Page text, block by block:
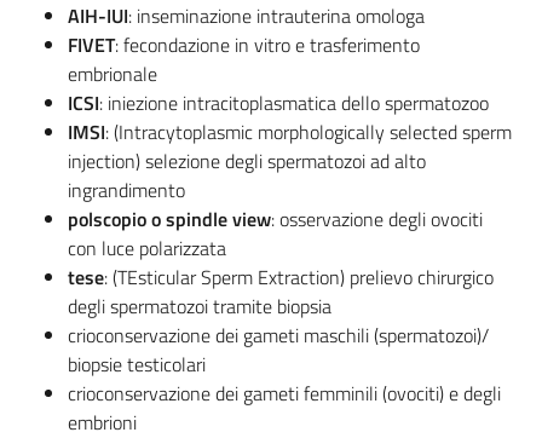
AIH-IUI: inseminazione intrauterina omologa
FIVET: fecondazione in vitro e trasferimento
embrionale
ICSI: iniezione intracitoplasmatica dello spermatozoo
IMSI: (Intracytoplasmic morphologically selected sperm
injection) selezione degli spermatozoi ad alto
ingrandimento
polscopio o spindle view: osservazione degli ovociti
con luce polarizzata
tese: (TEsticular Sperm Extraction) prelievo chirurgico
degli spermatozoi tramite biopsia
crioconservazione dei gameti maschili (spermatozoi)/
biopsie testicolari
crioconservazione dei gameti femminili (ovociti) e degli
embrioni